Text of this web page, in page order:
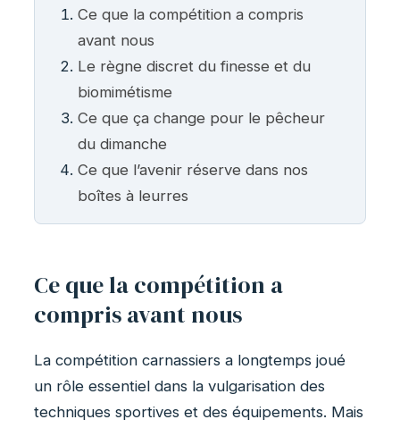
Ce que la compétition a compris
avant nous
Le règne discret du finesse et du
biomimétisme
Ce que ça change pour le pêcheur
du dimanche
Ce que l’avenir réserve dans nos
boîtes à leurres
Ce que la compétition a
compris avant nous
La compétition carnassiers a longtemps joué
un rôle essentiel dans la vulgarisation des
techniques sportives et des équipements. Mais